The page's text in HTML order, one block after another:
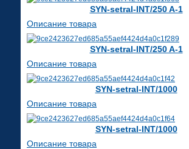
SYN-setral-INT/250 A-1
Описание товара
SYN-setral-INT/250 A-1
Описание товара
SYN-setral-INT/1000
Описание товара
SYN-setral-INT/1000
Описание товара